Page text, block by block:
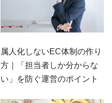
属人化しないEC体制の作り
方｜「担当者しか分からな
い」を防ぐ運営のポイント